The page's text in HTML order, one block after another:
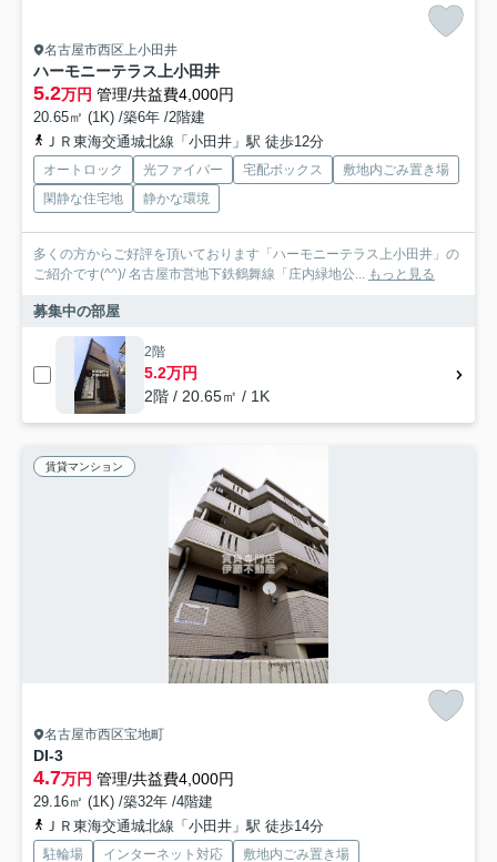
名古屋市西区上小田井
ハーモニーテラス上小田井
5.2万円 管理/共益費4,000円
20.65㎡ (1K) /築6年 /2階建
ＪＲ東海交通城北線「小田井」駅 徒歩12分
オートロック 光ファイバー 宅配ボックス
敷地内ごみ置き場
閑静な住宅地
静かな環境
多くの方からご好評を頂いております「ハーモニーテラス上小田井」の
ご紹介です(^^)/ 名古屋市営地下鉄鶴舞線「庄内緑地公... もっと見る
募集中の部屋
2階
5.2万円
2階 / 20.65㎡ / 1K
賃貸マンション
名古屋市西区宝地町
DI-3
4.7万円 管理/共益費4,000円
29.16㎡ (1K) /築32年 /4階建
ＪＲ東海交通城北線「小田井」駅 徒歩14分
駐輪場 インターネット対応 敷地内ごみ置き場